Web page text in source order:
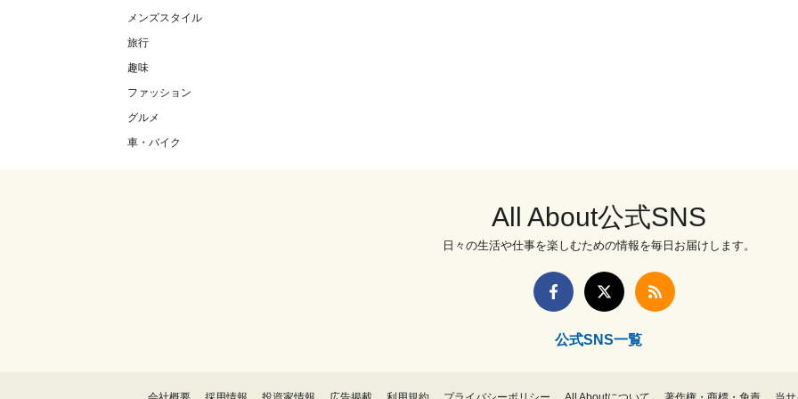
メンズスタイル
旅行
趣味
ファッション
グルメ
車・バイク
All About公式SNS
日々の生活や仕事を楽しむための情報を毎日お届けします。
公式SNS一覧